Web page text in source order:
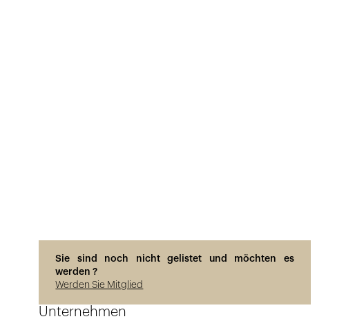
Sie sind noch nicht gelistet und möchten es
werden ?
Werden Sie Mitglied
Unternehmen